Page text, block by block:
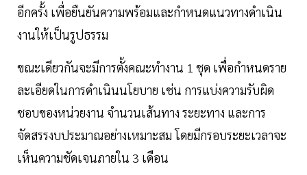
อีกครั้ง เพื่อยืนยันความพร้อมและกำหนดแนวทางดำเนิน
งานให้เป็นรูปธรรม
ขณะเดียวกันจะมีการตั้งคณะทำงาน 1 ชุด เพื่อกำหนดราย
ละเอียดในการดำเนินนโยบาย เช่น การแบ่งความรับผิด
ชอบของหน่วยงาน จำนวนเส้นทาง ระยะทาง และการ
จัดสรรงบประมาณอย่างเหมาะสม โดยมีกรอบระยะเวลาจะ
เห็นความชัดเจนภายใน 3 เดือน